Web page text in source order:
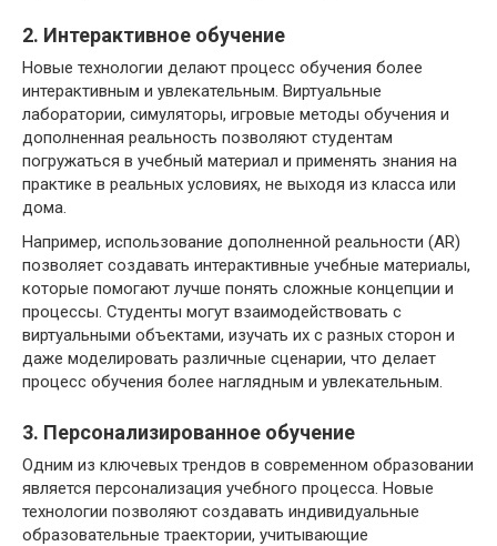
2. Интерактивное обучение
Новые технологии делают процесс обучения более
интерактивным и увлекательным. Виртуальные
лаборатории, симуляторы, игровые методы обучения и
дополненная реальность позволяют студентам
погружаться в учебный материал и применять знания на
практике в реальных условиях, не выходя из класса или
дома.
Например, использование дополненной реальности (AR)
позволяет создавать интерактивные учебные материалы,
которые помогают лучше понять сложные концепции и
процессы. Студенты могут взаимодействовать с
виртуальными объектами, изучать их с разных сторон и
даже моделировать различные сценарии, что делает
процесс обучения более наглядным и увлекательным.
3. Персонализированное обучение
Одним из ключевых трендов в современном образовании
является персонализация учебного процесса. Новые
технологии позволяют создавать индивидуальные
образовательные траектории, учитывающие